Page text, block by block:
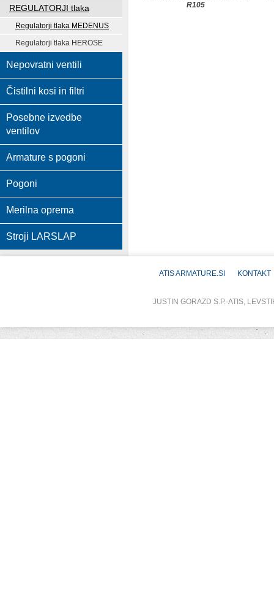
REGULATORJI tlaka
Regulatorji tlaka MEDENUS
Regulatorji tlaka HEROSE
Nepovratni ventili
Čistilni kosi in filtri
Posebne izvedbe
ventilov
Armature s pogoni
Pogoni
Merilna oprema
Stroji LARSLAP
R105
ATIS ARMATURE.SI KONTAKT
JUSTIN GORAZD S.P.-ATIS,